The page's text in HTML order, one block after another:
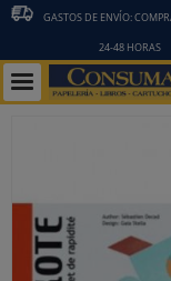
GASTOS DE ENVÍO:
24-48 HORAS